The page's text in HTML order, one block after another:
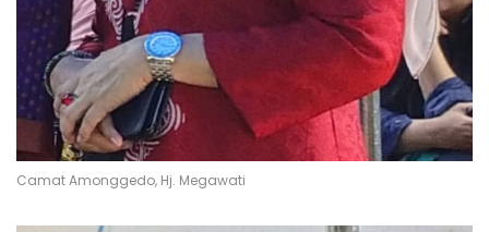
Camat Amonggedo, Hj. Megawati